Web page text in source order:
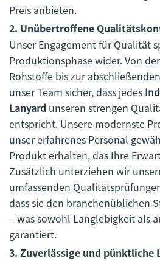
Preis anbieten.
2. Unübertroffene
Unser Engagement für Qualität
Produktionsphase wider. Von
Rohstoffe bis zur
unser Team sicher, dass jedes
Lanyard unseren strengen
entspricht. Unsere modernste
unser erfahrenes Personal
Produkt erhalten, das Ihre
Zusätzlich unterziehen wir
umfassenden
dass sie den branchenüblichen
– was sowohl Langlebigkeit als
garantiert.
3. Zuverlässige und pünktliche